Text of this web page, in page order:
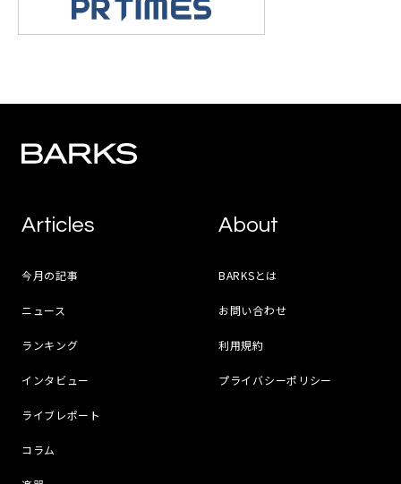
Articles
今月の記事
ニュース
ランキング
インタビュー
ライブレポート
コラム
About
BARKSとは
お問い合わせ
利用規約
プライバシーポリシー